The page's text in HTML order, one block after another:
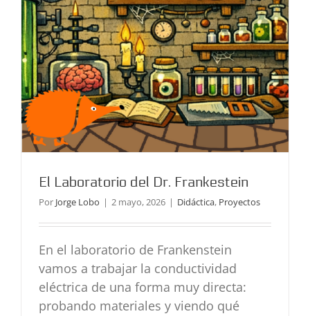
El Laboratorio del Dr. Frankestein
Por Jorge Lobo | 2 mayo, 2026 | Didáctica, Proyectos
En el laboratorio de Frankenstein
vamos a trabajar la conductividad
eléctrica de una forma muy directa:
probando materiales y viendo qué